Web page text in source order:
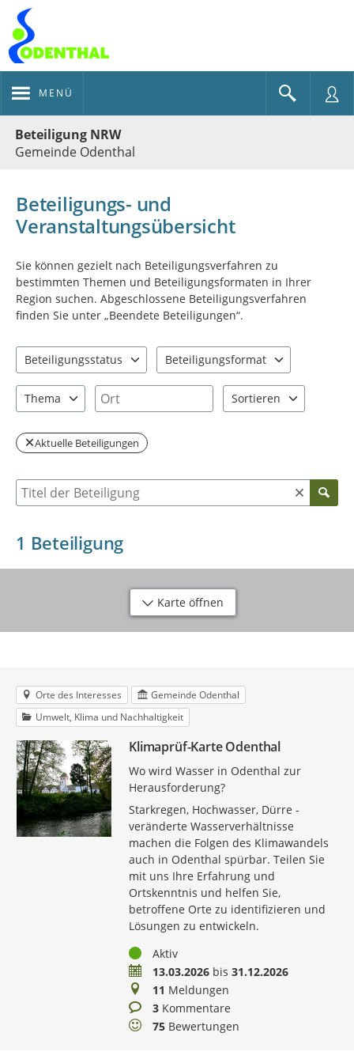
MENÜ
Beteiligung NRW
Gemeinde Odenthal
Beteiligungs- und
Veranstaltungsübersicht
Sie können gezielt nach Beteiligungsverfahren zu
bestimmten Themen und Beteiligungsformaten in Ihrer
Region suchen. Abgeschlossene Beteiligungsverfahren
finden Sie unter „Beendete Beteiligungen“.
Beteiligungsstatus
Beteiligungsformat
Thema
Ort
Sortieren
Aktuelle Beteiligungen
Suche nach Beteiligung
1 Beteiligung
Karte öffnen
Orte des Interesses
Gemeinde Odenthal
Umwelt, Klima und Nachhaltigkeit
Klimaprüf-Karte Odenthal
Wo wird Wasser in Odenthal zur
Herausforderung?
Starkregen, Hochwasser, Dürre -
veränderte Wasserverhältnisse
machen die Folgen des Klimawandels
auch in Odenthal spürbar. Teilen Sie
mit uns Ihre Erfahrung und
Ortskenntnis und helfen Sie,
betroffene Orte zu identifizieren und
Lösungen zu entwickeln.
StatusAktiv
Zeitraum13.03.2026bis 31.12.2026
Meldungen
11 Meldungen
Kommentare
3Kommentare
Bewertungen
75Bewertungen